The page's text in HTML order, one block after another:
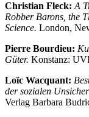
Christian Fleck: A
Robber Barons, the
Science. London,
Pierre Bourdieu:
Güter. Konstanz:
Loïc Wacquant:
der sozialen
Verlag Barbara